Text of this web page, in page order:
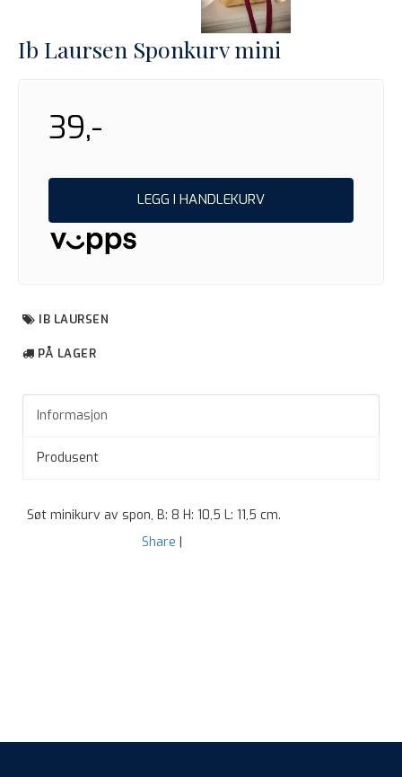
Ib Laursen Sponkurv mini
39,-
LEGG I HANDLEKURV
IB LAURSEN
PÅ LAGER
Informasjon
Produsent
Søt minikurv av spon, B: 8 H: 10,5 L: 11,5 cm.
Share